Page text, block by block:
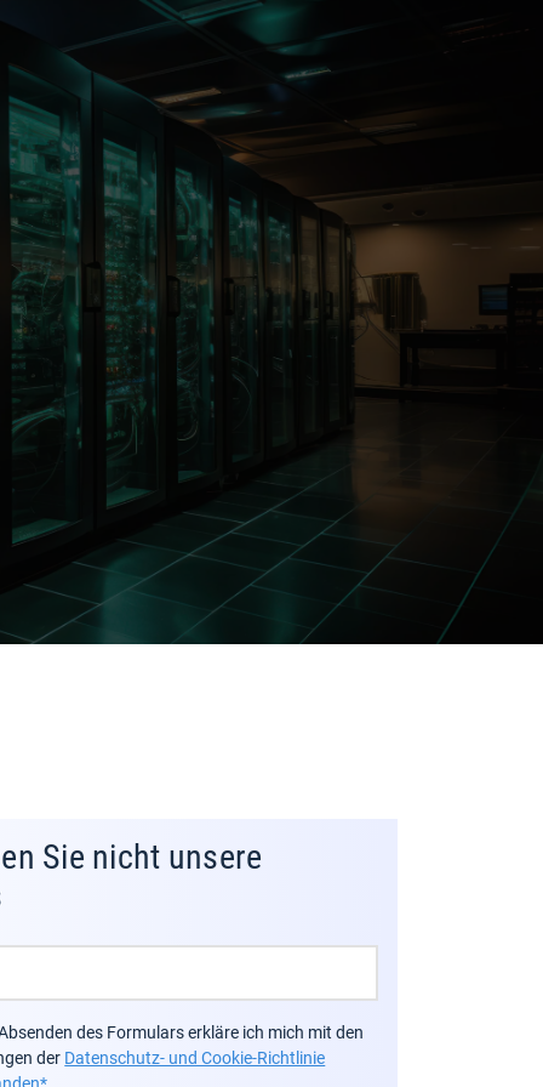
KONTAKTIEREN SIE UNS
Sie nicht unsere
des Formulars erkläre ich mich mit den
der Datenschutz- und Cookie-Richtlinie